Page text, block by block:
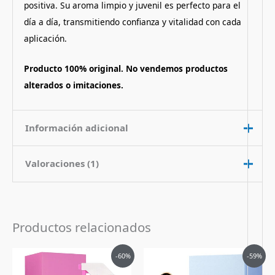
positiva. Su aroma limpio y juvenil es perfecto para el
día a día, transmitiendo confianza y vitalidad con cada
aplicación.
Producto 100% original. No vendemos productos
alterados o imitaciones.
Información adicional
Contenido
Pais de Origen Estados Unidos
Tipo de Perfume Eau de Parfum (edp)
Valoraciones (1)
producto 100 %original , llegó en
perfectas condiciones y su adherencia en
Productos relacionados
-60%
El
precio
original
precio
-59%
El
precio